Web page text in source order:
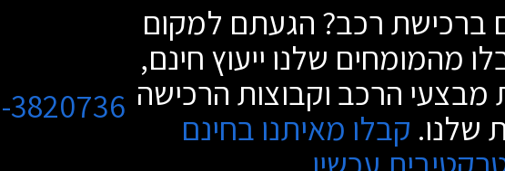
ברכישת רכב? הגעתם למקום
מהמומחים שלנו ייעוץ חינם,
מבצעי הרכב וקבוצות הרכישה
שלנו. קבלו מאיתנו בחינם
3820736